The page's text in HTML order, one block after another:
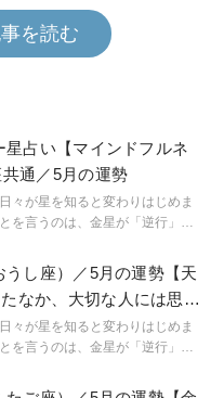
を読む
星占い【マインドフルネ
通／5月の運勢
々が星を知ると変わりはじめま
を言うのは、金星が「逆行」し
盛り上がるのは満月だからと言
をもつことで、小さなささやき
「今、ここ」に集中できるよう
られるようになるのです。
めのマインドフルネスな占星術
うし座）／5月の運勢【天
なか、大切な人には思い
々が星を知ると変わりはじめま
を言うのは、金星が「逆行」し
盛り上がるのは満月だからと言